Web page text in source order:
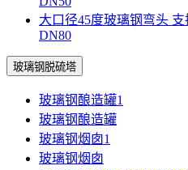
大口径45度玻璃钢弯头
DN80
玻璃钢脱硫塔
玻璃钢酿造罐1
玻璃钢酿造罐
玻璃钢烟囱1
玻璃钢烟囱